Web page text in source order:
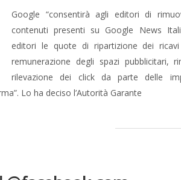
Google “consentirà agli editori di
contenuti presenti su Google News
editori le quote di ripartizione dei
remunerazione degli spazi pubblicitari,
rilevazione dei click da parte delle
Lo ha deciso l’Autorità Garante